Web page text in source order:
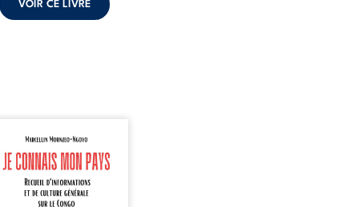
VOIR CE LIVRE
mon pays se
comme une œuvre de
et d’éveil civique,
à raviver la mémoire
En retraçant les
étapes de l’histoire